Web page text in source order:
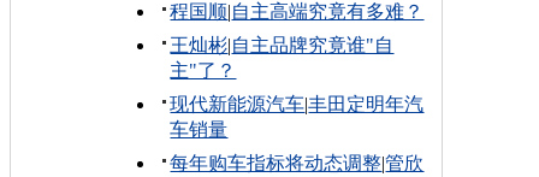
程国顺|自主高端究竟有多难？
王灿彬|自主品牌究竟谁"自
主"了？
现代新能源汽车|丰田定明年汽
车销量
每年购车指标将动态调整|管欣